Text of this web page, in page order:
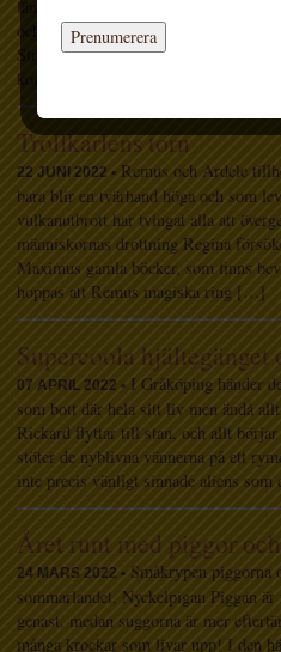
längtar hon till i morgon, för då ska
och Frasse! De ska hitta på egna
Strof, som går ut på att säga alla
komma på. När de inte […]
Trollkarlens torn
22 JUNI 2022 • Remus och Ardele
bara blir en tvärhand höga och som
vulkanutbrott har tvingat alla att
människornas drottning Regina
Maximus gamla böcker, som finns
hoppas att Remus magiska ring […]
Supercoola hjältegänget
07 APRIL 2022 • I Gråköping händer
som bott där hela sitt liv men ändå
Rickard flyttar till stan, och allt
stöter de nyblivna vännerna på ett
inte precis vänligt sinnade aliens
Året runt med piggor
24 MARS 2022 • Småkrypen piggorna
sommarlandet. Nyckelpigan Piggan
genast, medan suggorna är mer
många krockar som livar upp! I den